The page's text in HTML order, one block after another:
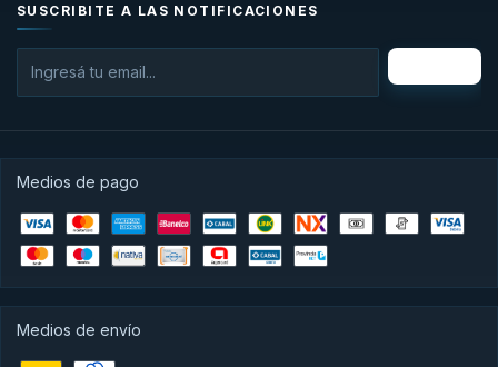
SUSCRIBITE A LAS NOTIFICACIONES
Medios de pago
Medios de envío